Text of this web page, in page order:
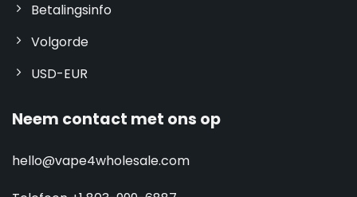
Betalingsinfo
Volgorde
USD-EUR
Neem contact met ons op
hello@vape4wholesale.com